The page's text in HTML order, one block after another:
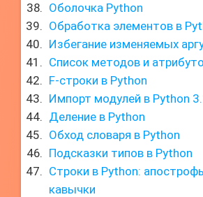
Оболочка Python
Обработка элементов в
Избегание изменяемых
Список методов и
F-строки в Python
Импорт модулей в Python
Деление в Python
Обход словаря в Python
Подсказки типов в Python
Строки в Python:
кавычки